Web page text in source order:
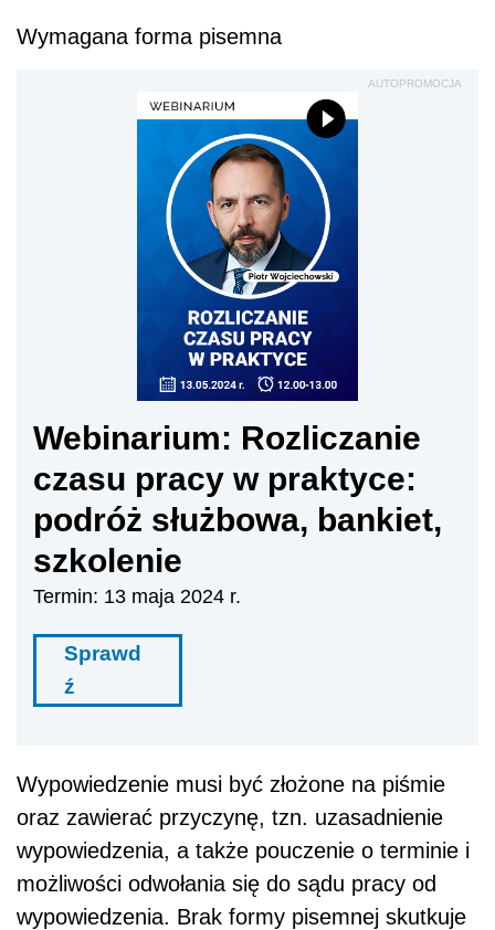
Wymagana forma pisemna
AUTOPROMOCJA
Webinarium: Rozliczanie
czasu pracy w praktyce:
podróż służbowa, bankiet,
szkolenie
Termin: 13 maja 2024 r.
Sprawd
ź
Wypowiedzenie musi być złożone na piśmie
oraz zawierać przyczynę, tzn. uzasadnienie
wypowiedzenia, a także pouczenie o terminie i
możliwości odwołania się do sądu pracy od
wypowiedzenia. Brak formy pisemnej skutkuje